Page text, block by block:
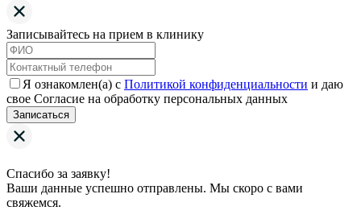
Записывайтесь на прием в клинику
Я ознакомлен(а) с Политикой конфиденциальности и даю
свое Согласие на обработку персональных данных
Записаться
Спасибо за заявку!
Ваши данные успешно отправлены. Мы скоро с вами
свяжемся.